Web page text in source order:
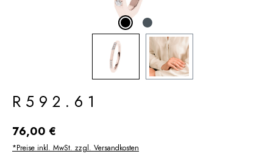
R592.61
Regulärer Preis:
76,00 €
*Preise inkl. MwSt. zzgl. Versandkosten